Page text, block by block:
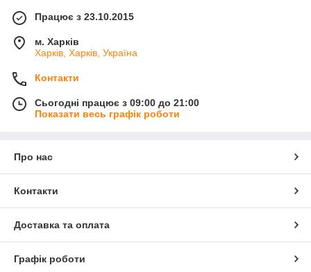
Працює з 23.10.2015
м. Харків
Харків, Харків, Україна
Контакти
Сьогодні працює з 09:00 до 21:00
Показати весь графік роботи
Про нас
Контакти
Доставка та оплата
Графік роботи